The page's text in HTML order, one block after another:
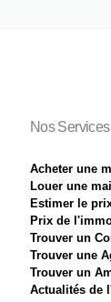
Nos Services
Acheter une
Louer une
Estimer le
Prix de
Trouver un
Trouver une
Trouver un
Actualités de